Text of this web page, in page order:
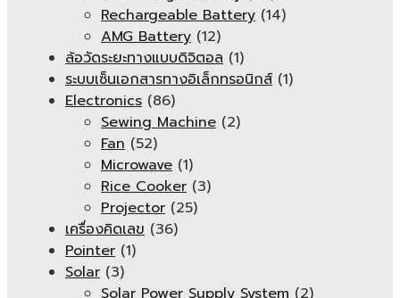
Rechargeable Battery (14)
AMG Battery (12)
ล้อวัดระยะทางแบบดิจิตอล (1)
ระบบเซ็นเอกสารทางอิเล็กทรอนิกส์ (1)
Electronics (86)
Sewing Machine (2)
Fan (52)
Microwave (1)
Rice Cooker (3)
Projector (25)
เครื่องคิดเลข (36)
Pointer (1)
Solar (3)
Solar Power Supply System (2)